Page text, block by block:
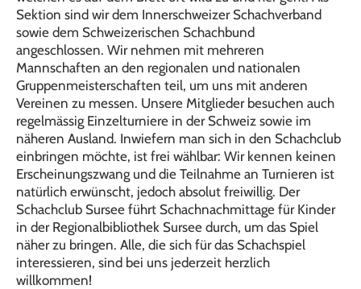
Sektion sind wir dem Innerschweizer Schachverband
sowie dem Schweizerischen Schachbund
angeschlossen. Wir nehmen mit mehreren
Mannschaften an den regionalen und nationalen
Gruppenmeisterschaften teil, um uns mit anderen
Vereinen zu messen. Unsere Mitglieder besuchen auch
regelmässig Einzelturniere in der Schweiz sowie im
näheren Ausland. Inwiefern man sich in den Schachclub
einbringen möchte, ist frei wählbar: Wir kennen keinen
Erscheinungszwang und die Teilnahme an Turnieren ist
natürlich erwünscht, jedoch absolut freiwillig. Der
Schachclub Sursee führt Schachnachmittage für Kinder
in der Regionalbibliothek Sursee durch, um das Spiel
näher zu bringen. Alle, die sich für das Schachspiel
interessieren, sind bei uns jederzeit herzlich
willkommen!